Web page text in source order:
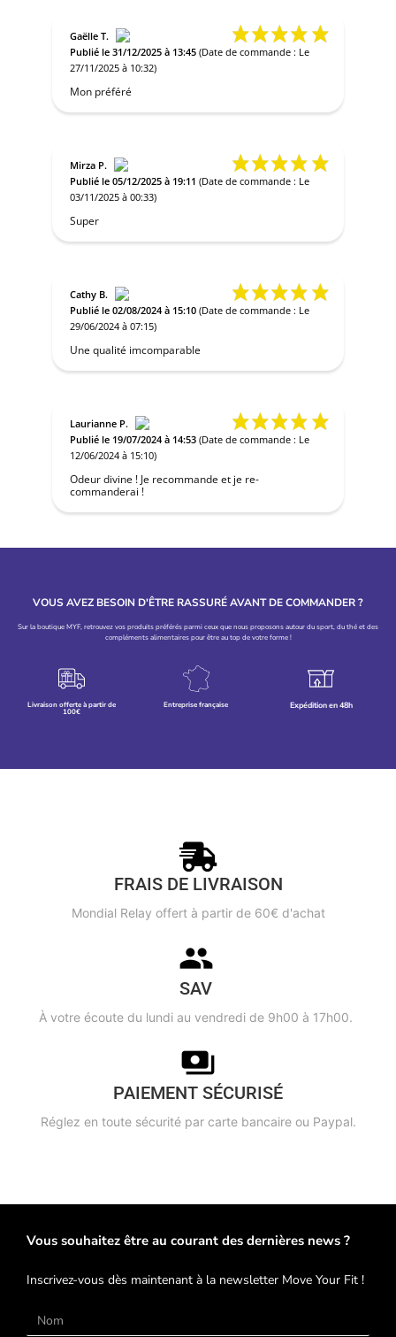
Gaëlle T.
Publié le 31/12/2025 à 13:45(Date de commande : Le
27/11/2025 à 10:32)
Mon préféré
Mirza P.
Publié le 05/12/2025 à 19:11(Date de commande : Le
03/11/2025 à 00:33)
Super
Cathy B.
Publié le 02/08/2024 à 15:10(Date de commande : Le
29/06/2024 à 07:15)
Une qualité imcomparable
Laurianne P.
Publié le 19/07/2024 à 14:53(Date de commande : Le
12/06/2024 à 15:10)
Odeur divine ! Je recommande et je re-
commanderai !
VOUS AVEZ BESOIN D'ÊTRE RASSURÉ AVANT DE COMMANDER ?
Sur la boutique MYF, retrouvez vos produits préférés parmi ceux que nous proposons autour du sport, du thé et des
compléments alimentaires pour être au top de votre forme !
Livraison offerte à partir de
100€
Entreprise française Expédition en 48h
FRAIS DE LIVRAISON
Mondial Relay offert à partir de 60€ d'achat
SAV
À votre écoute du lundi au vendredi de 9h00 à 17h00.
PAIEMENT SÉCURISÉ
Réglez en toute sécurité par carte bancaire ou Paypal.
Vous souhaitez être au courant des dernières news ?
Inscrivez-vous dès maintenant à la newsletter Move Your Fit !